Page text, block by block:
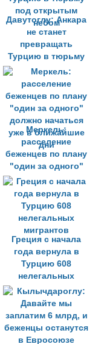
Давутоглу: Анкара
не станет
превращать
Турцию в тюрьму
под открытым
небом
Меркель:
расселение
беженцев по плану
"один за одного"
должно начаться
уже в ближайшие
дни
Греция с начала
года вернула в
Турцию 608
нелегальных
мигрантов